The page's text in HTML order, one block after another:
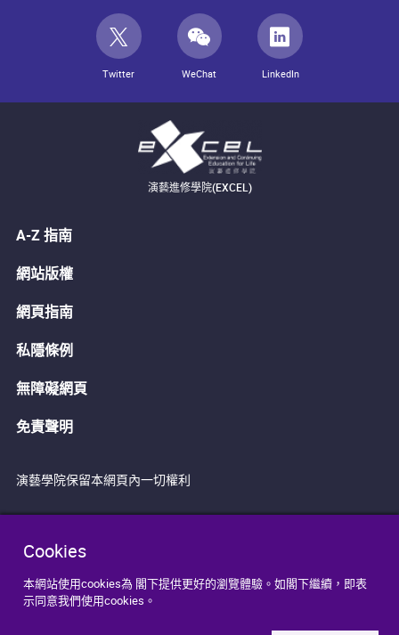
Cookies
本網站使用cookies為 閣下提供更好的瀏覽體驗。如閣下繼續，即表
示同意我們使用cookies。
Twitter WeChat LinkedIn
演藝進修學院(EXCEL)
A-Z 指南
網站版權
網頁指南
私隱條例
無障礙網頁
免責聲明
演藝學院保留本網頁內一切權利